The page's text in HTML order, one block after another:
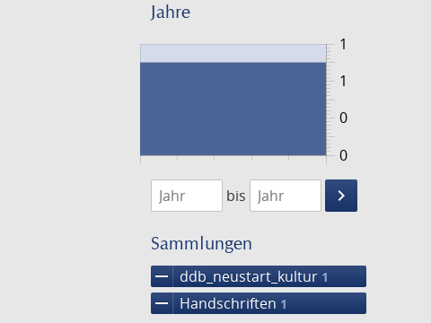
Jahre
0
1
0
1
1474
1475
bis
keyboard_arrow_right
Suche
Sammlungen
remove ddb_neustart_kultur 1
remove Handschriften 1